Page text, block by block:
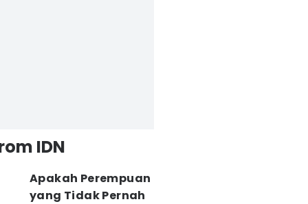
IDN
Apakah Perempuan
yang Tidak Pernah